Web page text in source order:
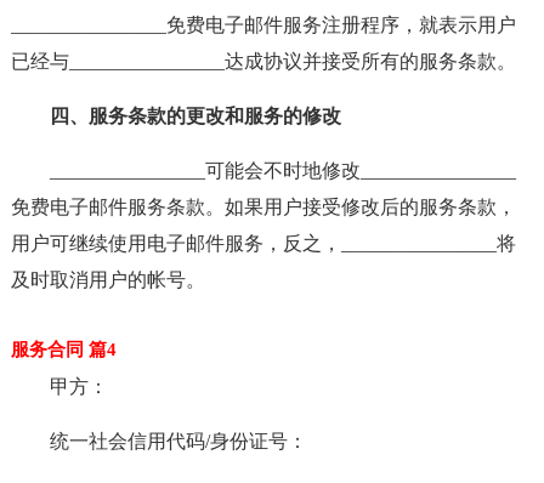
________________免费电子邮件服务注册程序，就表示用户
已经与________________达成协议并接受所有的服务条款。
四、服务条款的更改和服务的修改
________________可能会不时地修改________________
免费电子邮件服务条款。如果用户接受修改后的服务条款，
用户可继续使用电子邮件服务，反之，________________将
及时取消用户的帐号。
服务合同 篇4
甲方：
统一社会信用代码/身份证号：